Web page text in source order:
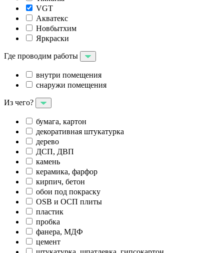
VGT
Акватекс
Новбытхим
Яркраски
Где проводим работы
внутри помещения
снаружи помещения
Из чего?
бумага, картон
декоративная штукатурка
дерево
ДСП, ДВП
камень
керамика, фарфор
кирпич, бетон
обои под покраску
OSB и ОСП плиты
пластик
пробка
фанера, МДФ
цемент